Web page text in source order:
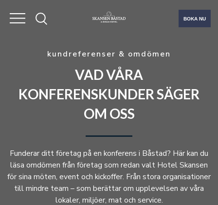
BOKA NU
kundreferenser & omdömen
VAD VÅRA
KONFERENSKUNDER SÄGER
OM OSS
Funderar ditt företag på en konferens i Båstad? Här kan du
läsa omdömen från företag som redan valt Hotel Skansen
för sina möten, event och kickoffer. Från stora organisationer
till mindre team – som berättar om upplevelsen av våra
lokaler, miljöer, mat och service.